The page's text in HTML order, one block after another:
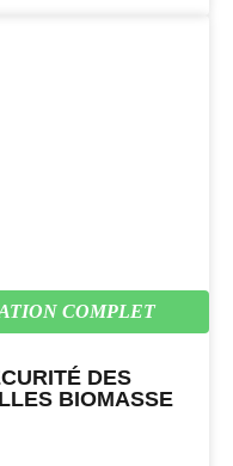
COMPLET
DES
BIOMASSE